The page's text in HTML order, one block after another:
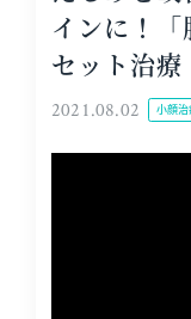
インに！
セット治療
2021.08.02 小顔治